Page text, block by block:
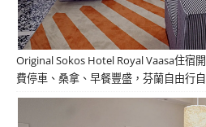
Original Sokos Hotel Royal Vaasa住宿
費停車、桑拿、早餐豐盛，芬蘭自由行自